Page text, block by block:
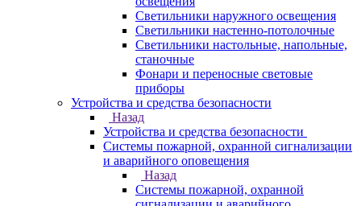
Светильники наружного освещения
Светильники настенно-потолочные
Светильники настольные, напольные,
станочные
Фонари и переносные световые
приборы
Устройства и средства безопасности
Назад
Устройства и средства безопасности
Системы пожарной, охранной сигнализации
и аварийного оповещения
Назад
Системы пожарной, охранной